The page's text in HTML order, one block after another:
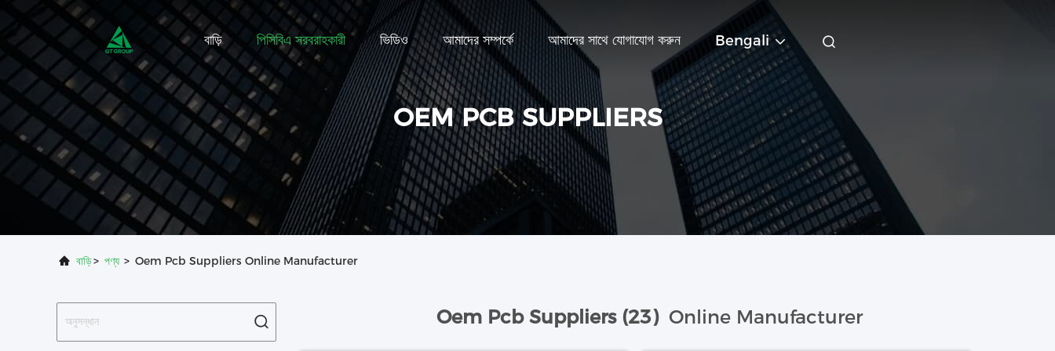
বাড়ি পিসিবিএ সরবরাহকারী ভিডিও আমাদের সম্পর্কে আমাদের সাথে যোগাযোগ করুন Bengali
OEM PCB SUPPLIERS
বাড়ি> পণ্য > Oem Pcb Suppliers Online Manufacturer
Oem Pcb Suppliers (23) Online Manufacturer